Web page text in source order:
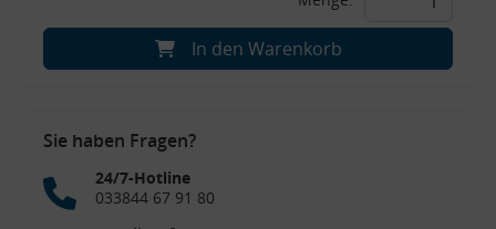
In den Warenkorb
Sie haben Fragen?
24/7-Hotline
033844 67 91 80